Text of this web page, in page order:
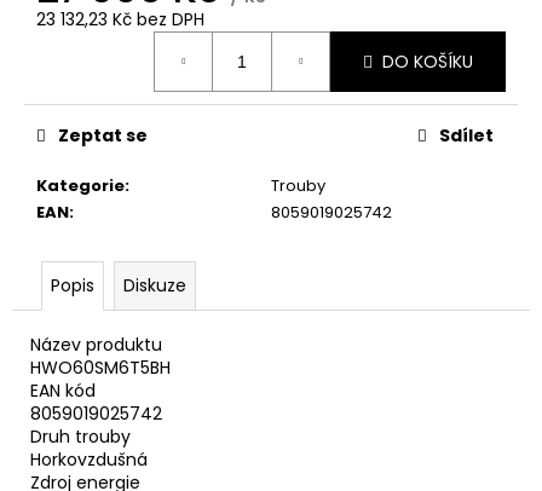
23 132,23 Kč bez DPH
DO KOŠÍKU
Kategorie:
Trouby
EAN: 8059019025742
Zeptat se Sdílet
Popis Diskuze
Název produktu
HWO60SM6T5BH
EAN kód
8059019025742
Druh trouby
Horkovzdušná
Zdroj energie
u
m
e
CANDY
PRAČKA
SLIM
8
490
Kč